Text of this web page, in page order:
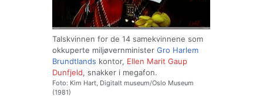
Talskvinnen for de 14 samekvinnene som
okkuperte miljøvernminister Gro Harlem
Brundtlands kontor, Ellen Marit Gaup
Dunfjeld, snakker i megafon.
Foto: Kim Hart, Digitalt museum/Oslo Museum
(1981)